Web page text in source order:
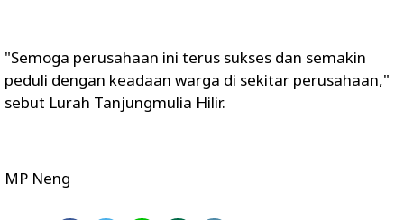
"Semoga perusahaan ini terus sukses dan semakin
peduli dengan keadaan warga di sekitar perusahaan,"
sebut Lurah Tanjungmulia Hilir.
MP Neng